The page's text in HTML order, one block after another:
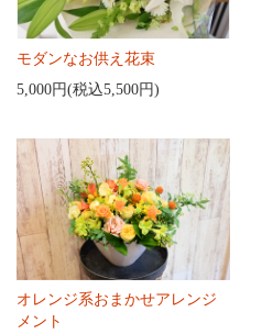
モダンなお供え花束
5,000円(税込5,500円)
オレンジ系おまかせアレンジ
メント